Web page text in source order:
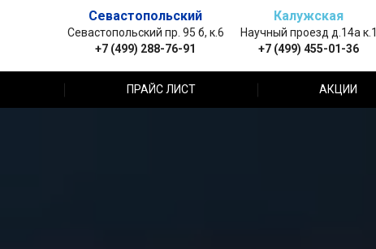
Севастопольский
Севастопольский пр. 95 б, к.6
+7 (499) 288-76-91
Калужская
Научный проезд д.14а к.1
+7 (499) 455-01-36
ПРАЙС ЛИСТ АКЦИИ